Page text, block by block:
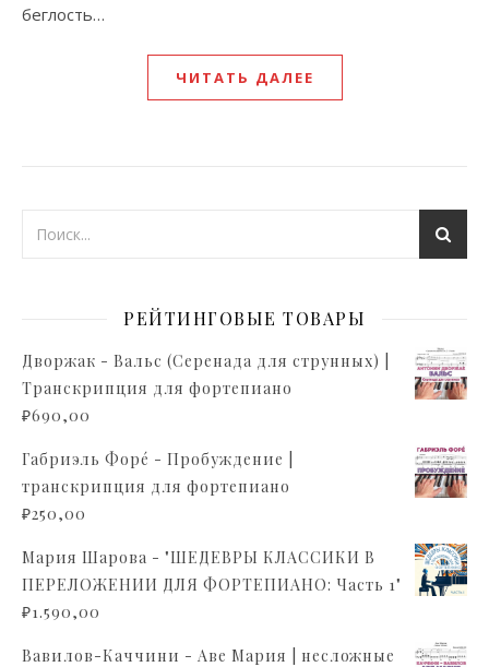
беглость…
ЧИТАТЬ ДАЛЕЕ
РЕЙТИНГОВЫЕ ТОВАРЫ
Дворжак - Вальс (Серенада для струнных) |
Транскрипция для фортепиано
₽690,00
Габриэль Форé - Пробуждение |
транскрипция для фортепиано
₽250,00
Мария Шарова - "ШЕДЕВРЫ КЛАССИКИ В
ПЕРЕЛОЖЕНИИ ДЛЯ ФОРТЕПИАНО: Часть 1"
₽1.590,00
Вавилов-Каччини - Аве Мария | несложные